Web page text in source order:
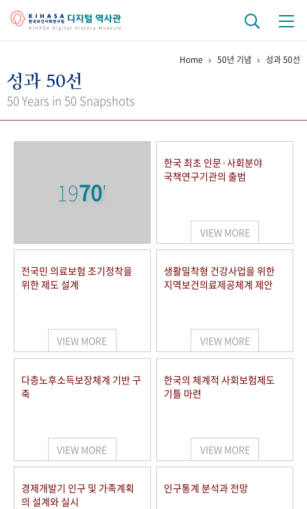
걸어온 길 기관 변천사
키워드로 보는 연구 역사
연구자들
사진 아카이브 문서 기록물 행정박물 영상 기록물
50+1 주년 기념
세계와 함께 한 KIHASA
VR 역사관
Home 50년 기념 성과 50선
성과 50선
50 Years in 50 Snapshots
1970'
한국 최초 인문·사회분야
국책연구기관의 출범
VIEW MORE
전국민 의료보험 조기정착을
위한 제도 설계
VIEW MORE
생활밀착형 건강사업을 위한
지역보건의료제공체계 제안
VIEW MORE
다층노후소득보장체계 기반 구
축
VIEW MORE
한국의 체계적 사회보험제도
기틀 마련
VIEW MORE
경제개발기 인구 및 가족계획
의 설계와 실시
인구통계 분석과 전망